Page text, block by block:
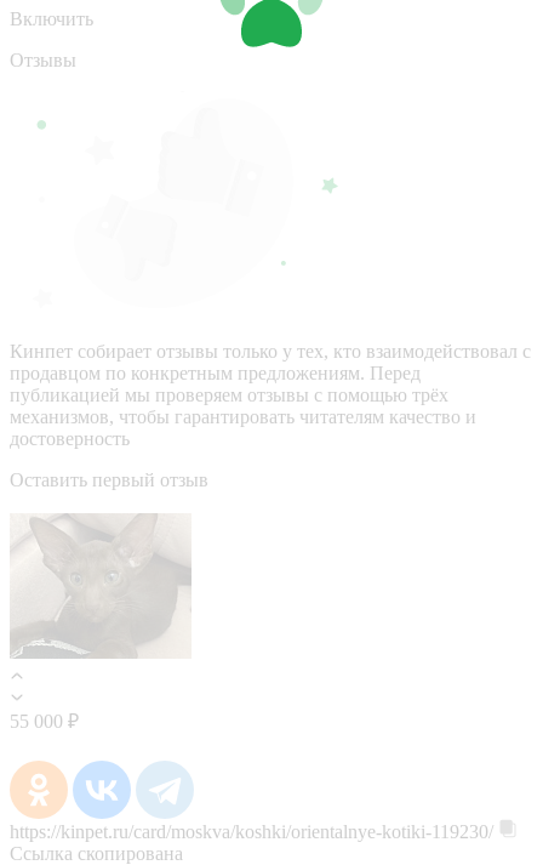
Включить
Отзывы
Кинпет собирает отзывы только у тех, кто взаимодействовал с
продавцом по конкретным предложениям. Перед
публикацией мы проверяем отзывы с помощью трёх
механизмов, чтобы гарантировать читателям качество и
достоверность
Оставить первый отзыв
55 000 ₽
https://kinpet.ru/card/moskva/koshki/orientalnye-kotiki-119230/
Ссылка скопирована